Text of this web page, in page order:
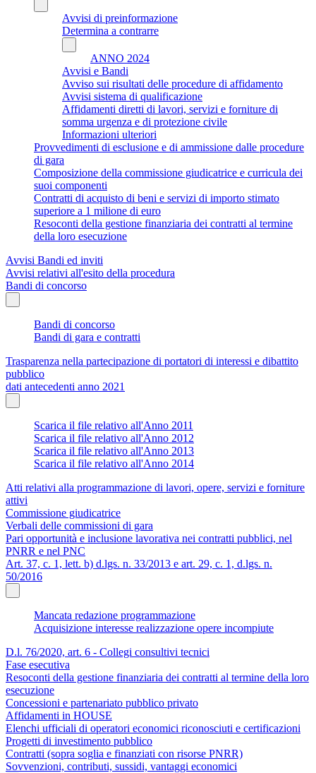
Avvisi di preinformazione
Determina a contrarre
ANNO 2024
Avvisi e Bandi
Avviso sui risultati delle procedure di affidamento
Avvisi sistema di qualificazione
Affidamenti diretti di lavori, servizi e forniture di
somma urgenza e di protezione civile
Informazioni ulteriori
Provvedimenti di esclusione e di ammissione dalle procedure
di gara
Composizione della commissione giudicatrice e curricula dei
suoi componenti
Contratti di acquisto di beni e servizi di importo stimato
superiore a 1 milione di euro
Resoconti della gestione finanziaria dei contratti al termine
della loro esecuzione
Avvisi Bandi ed inviti
Avvisi relativi all'esito della procedura
Bandi di concorso
Bandi di concorso
Bandi di gara e contratti
Trasparenza nella partecipazione di portatori di interessi e dibattito
pubblico
dati antecedenti anno 2021
Scarica il file relativo all'Anno 2011
Scarica il file relativo all'Anno 2012
Scarica il file relativo all'Anno 2013
Scarica il file relativo all'Anno 2014
Atti relativi alla programmazione di lavori, opere, servizi e forniture
attivi
Commissione giudicatrice
Verbali delle commissioni di gara
Pari opportunità e inclusione lavorativa nei contratti pubblici, nel
PNRR e nel PNC
Art. 37, c. 1, lett. b) d.lgs. n. 33/2013 e art. 29, c. 1, d.lgs. n.
50/2016
Mancata redazione programmazione
Acquisizione interesse realizzazione opere incompiute
D.l. 76/2020, art. 6 - Collegi consultivi tecnici
Fase esecutiva
Resoconti della gestione finanziaria dei contratti al termine della loro
esecuzione
Concessioni e partenariato pubblico privato
Affidamenti in HOUSE
Elenchi ufficiali di operatori economici riconosciuti e certificazioni
Progetti di investimento pubblico
Contratti (sopra soglia e finanziati con risorse PNRR)
Sovvenzioni, contributi, sussidi, vantaggi economici